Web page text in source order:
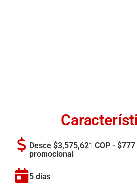
Desde $3,575,621 COP -
promocional
5 días